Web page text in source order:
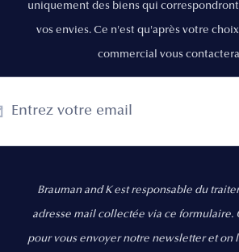
uniquement des biens qui
vos envies. Ce n'est qu'après votre
commercial vous
Brauman and K est responsable du
adresse mail collectée via ce formulaire.
pour vous envoyer notre newsletter et on